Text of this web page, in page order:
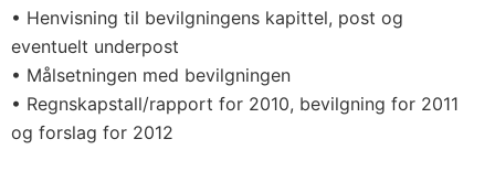
• Henvisning til bevilgningens kapittel, post og
eventuelt underpost
• Målsetningen med bevilgningen
• Regnskapstall/rapport for 2010, bevilgning for 2011
og forslag for 2012